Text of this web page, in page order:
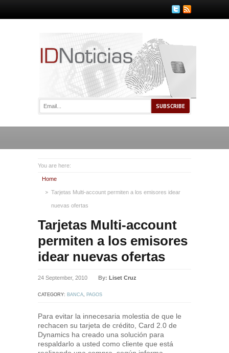
You are here:
Home
Tarjetas Multi-account permiten a los emisores idear
nuevas ofertas
Tarjetas Multi-account
permiten a los emisores
idear nuevas ofertas
24 September, 2010 By: Liset Cruz
CATEGORY: BANCA, PAGOS
Para evitar la innecesaria molestia de que le
rechacen su tarjeta de crédito, Card 2.0 de
Dynamics ha creado una solución para
respaldarlo a usted como cliente que está